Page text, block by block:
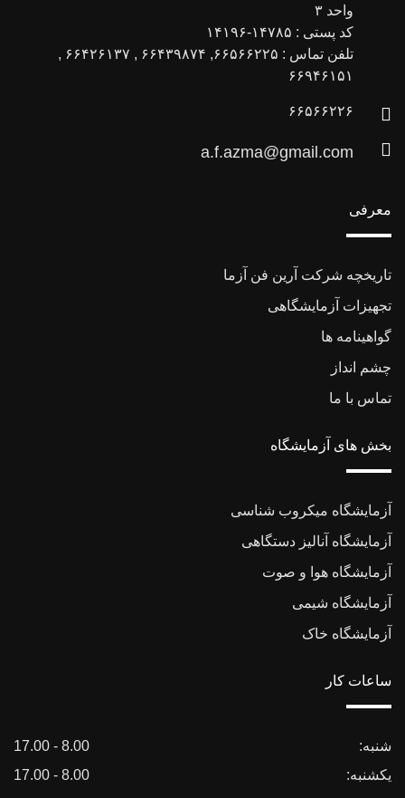
واحد ۳
کد پستی : ۱۴۷۸۵-۱۴۱۹۶
تلفن تماس : ۶۶۵۶۶۲۲۵, ۶۶۴۳۹۸۷۴ , ۶۶۴۲۶۱۳۷ ,
۶۶۹۴۶۱۵۱
۶۶۵۶۶۲۲۶
a.f.azma@gmail.com
معرفی
تاریخچه شرکت آرین فن آزما
تجهیزات آزمایشگاهی
گواهینامه ها
چشم انداز
تماس با ما
بخش های آزمایشگاه
آزمایشگاه میکروب شناسی
آزمایشگاه آنالیز دستگاهی
آزمایشگاه هوا و صوت
آزمایشگاه شیمی
آزمایشگاه خاک
ساعات کار
شنبه:
8.00 - 17.00
یکشنبه:
8.00 - 17.00